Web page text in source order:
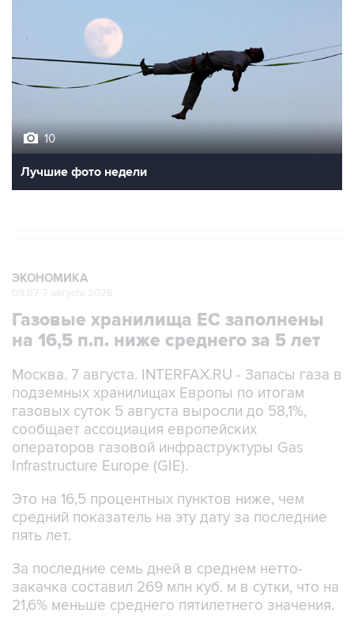
10
Лучшие фото недели
ЭКОНОМИКА
09:07, 7 августа 2026
Газовые хранилища ЕС заполнены
на 16,5 п.п. ниже среднего за 5 лет
Москва. 7 августа. INTERFAX.RU - Запасы газа в
подземных хранилищах Европы по итогам
газовых суток 5 августа выросли до 58,1%,
сообщает ассоциация европейских
операторов газовой инфраструктуры Gas
Infrastructure Europe (GIE).
Это на 16,5 процентных пунктов ниже, чем
средний показатель на эту дату за последние
пять лет.
За последние семь дней в среднем нетто-
закачка составил 269 млн куб. м в сутки, что на
21,6% меньше среднего пятилетнего значения.